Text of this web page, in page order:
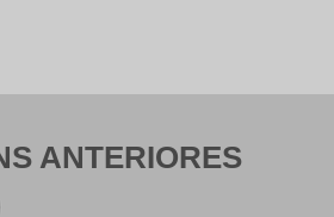
ANTERIORES